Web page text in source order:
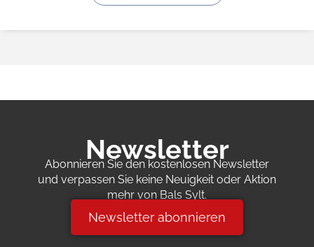
Newsletter
Abonnieren Sie den kostenlosen Newsletter
und verpassen Sie keine Neuigkeit oder Aktion
mehr von Bals Sylt.
Newsletter abonnieren